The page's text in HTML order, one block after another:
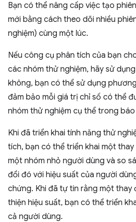
Bạn có thể nâng cấp việc tạo
mới bằng cách theo dõi nhiều
nghiệm) cùng một lúc.
Nếu công cụ phân tích của bạn
các nhóm thử nghiệm, hãy sử
không, bạn có thể sử dụng
đảm bảo mỗi giá trị chỉ số có thể
nhóm thử nghiệm cụ thể trong
Khi đã triển khai tính năng thử
tích, bạn có thể triển khai một
một nhóm nhỏ người dùng và so
đổi đó với hiệu suất của người
chứng. Khi đã tự tin rằng một thay
thiện hiệu suất, bạn có thể triển
cả người dùng.